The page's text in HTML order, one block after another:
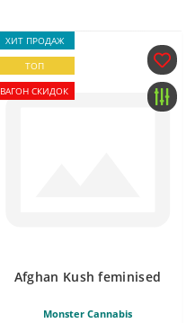
ХИТ ПРОДАЖ
ТОП
ВАГОН СКИДОК
Afghan Kush feminised
Monster Cannabis